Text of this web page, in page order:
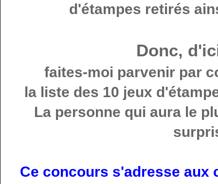
d'étampes retirés
Donc,
faites-moi parvenir par
la liste des 10 jeux
La personne qui aura le
Ce concours s'adresse aux